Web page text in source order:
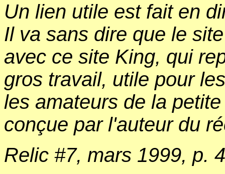
Un lien utile est fait en
Il va sans dire que le
avec ce site King, qui
gros travail, utile pour
les amateurs de la
conçue par l'auteur du
Relic #7, mars 1999, p.